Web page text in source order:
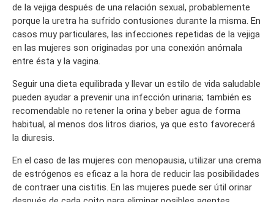
de la vejiga después de una relación sexual, probablemente
porque la uretra ha sufrido contusiones durante la misma. En
casos muy particulares, las infecciones repetidas de la vejiga
en las mujeres son originadas por una conexión anómala
entre ésta y la vagina.
Seguir una dieta equilibrada y llevar un estilo de vida saludable
pueden ayudar a prevenir una infección urinaria; también es
recomendable no retener la orina y beber agua de forma
habitual, al menos dos litros diarios, ya que esto favorecerá
la diuresis.
En el caso de las mujeres con menopausia, utilizar una crema
de estrógenos es eficaz a la hora de reducir las posibilidades
de contraer una cistitis. En las mujeres puede ser útil orinar